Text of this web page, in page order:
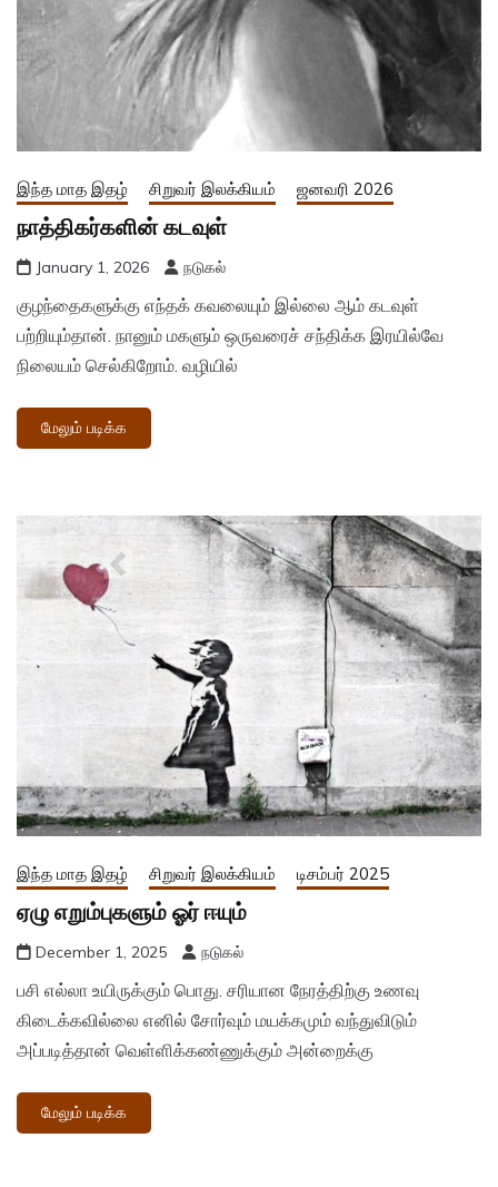
இந்த மாத இதழ் சிறுவர் இலக்கியம் ஜனவரி 2026
நாத்திகர்களின் கடவுள்
January 1, 2026 நடுகல்
குழந்தைகளுக்கு எந்தக் கவலையும் இல்லை ஆம் கடவுள்
பற்றியும்தான். நானும் மகளும் ஒருவரைச் சந்திக்க இரயில்வே
நிலையம் செல்கிறோம். வழியில்
மேலும் படிக்க
இந்த மாத இதழ் சிறுவர் இலக்கியம் டிசம்பர் 2025
ஏழு எறும்புகளும் ஓர் ஈயும்
December 1, 2025 நடுகல்
பசி எல்லா உயிருக்கும் பொது. சரியான நேரத்திற்கு உணவு
கிடைக்கவில்லை எனில் சோர்வும் மயக்கமும் வந்துவிடும்
அப்படித்தான் வெள்ளிக்கண்ணுக்கும் அன்றைக்கு
மேலும் படிக்க